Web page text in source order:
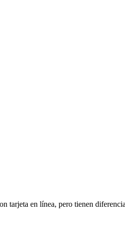
tarjeta en línea, pero tienen